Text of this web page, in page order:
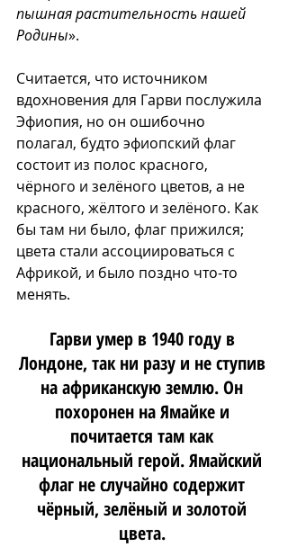
пышная растительность нашей
Родины».
Считается, что источником
вдохновения для Гарви послужила
Эфиопия, но он ошибочно
полагал, будто эфиопский флаг
состоит из полос красного,
чёрного и зелёного цветов, а не
красного, жёлтого и зелёного. Как
бы там ни было, флаг прижился;
цвета стали ассоциироваться с
Африкой, и было поздно что-то
менять.
Гарви умер в 1940 году в
Лондоне, так ни разу и не ступив
на африканскую землю. Он
похоронен на Ямайке и
почитается там как
национальный герой. Ямайский
флаг не случайно содержит
чёрный, зелёный и золотой
цвета.